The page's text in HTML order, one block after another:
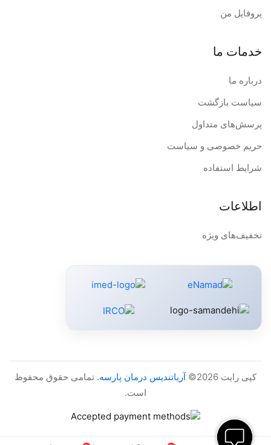
پروفایل من
خدمات ما
درباره ما
سیاست بازگشت
پرسش‌های متداول
حریم خصوصی و سیاست
شرایط استفاده
اطلاعات
تخفیف‌های ویژه
کپی رایت 2026© آریاتندیس درمان پارسه. تمامی حقوق محفوظ
است.